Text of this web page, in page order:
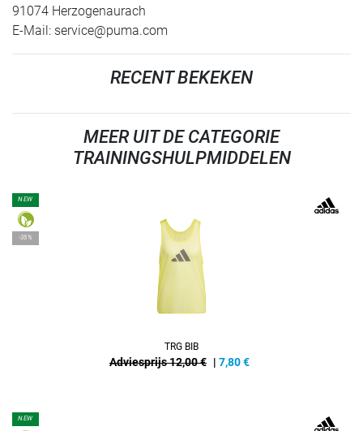
91074 Herzogenaurach
E-Mail: service@puma.com
RECENT BEKEKEN
MEER UIT DE CATEGORIE
TRAININGSHULPMIDDELEN
NEW
-35%
TRG BIB
Adviesprijs 12,00 € | 7,80€
NEW